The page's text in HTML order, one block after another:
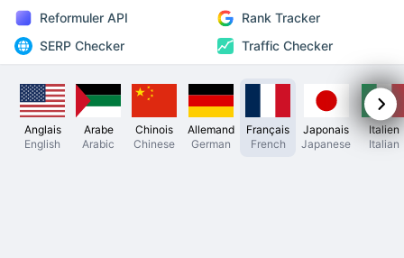
Reformuler API
Rank Tracker
SERP Checker
Traffic Checker
Anglais
English
Arabe
Arabic
Chinois
Chinese
Allemand
German
Français
French
Japonais
Japanese
Italien
Italian